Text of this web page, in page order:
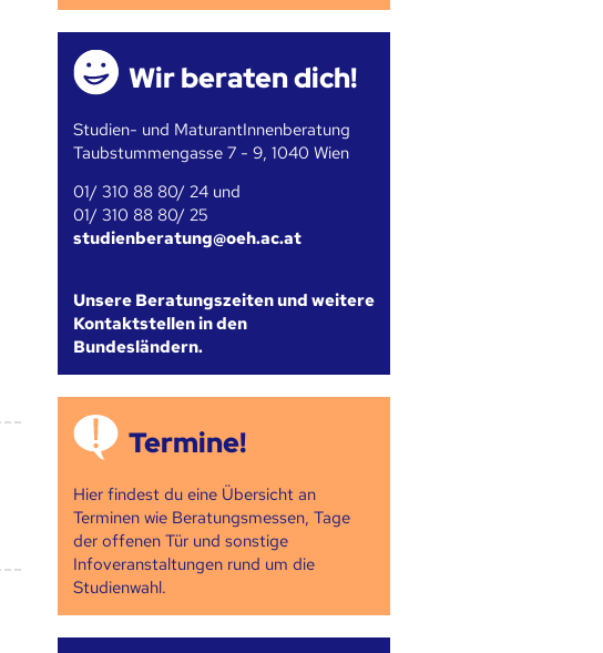
Wir beraten dich!
Studien- und MaturantInnenberatung
Taubstummengasse 7 - 9, 1040 Wien
01/ 310 88 80/ 24 und
01/ 310 88 80/ 25
studienberatung@oeh.ac.at
Unsere Beratungszeiten und weitere
Kontaktstellen in den
Bundesländern.
Termine!
Hier findest du eine Übersicht an
Terminen wie Beratungsmessen, Tage
der offenen Tür und sonstige
Infoveranstaltungen rund um die
Studienwahl.